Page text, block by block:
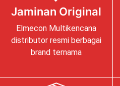
Jaminan Original
Elmecon Multikencana
distributor resmi berbagai
brand ternama